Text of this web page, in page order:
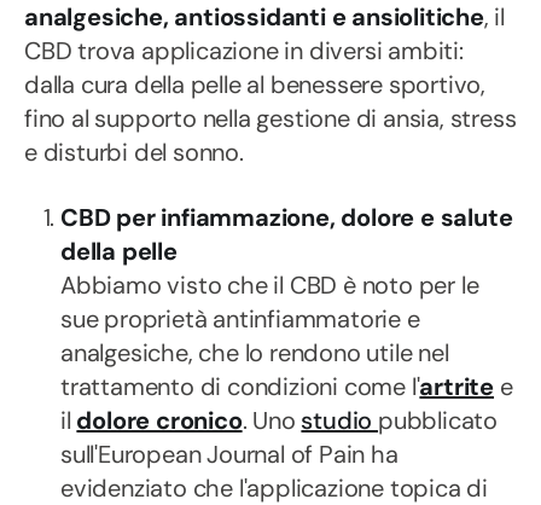
analgesiche, antiossidanti e ansiolitiche, il
CBD trova applicazione in diversi ambiti:
dalla cura della pelle al benessere sportivo,
fino al supporto nella gestione di ansia, stress
e disturbi del sonno.
CBD per infiammazione, dolore e salute
della pelle
Abbiamo visto che il CBD è noto per le
sue proprietà antinfiammatorie e
analgesiche, che lo rendono utile nel
trattamento di condizioni come l'artrite e
il dolore cronico. Uno studio pubblicato
sull'European Journal of Pain ha
evidenziato che l'applicazione topica di